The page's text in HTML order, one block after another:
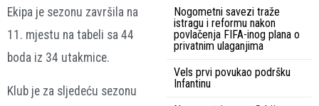
Ekipa je sezonu završila na
11. mjestu na tabeli sa 44
boda iz 34 utakmice.
Klub je za sljedeću sezonu
Nogometni savezi traže
istragu i reformu nakon
povlačenja FIFA-inog plana o
privatnim ulaganjima
Vels prvi povukao podršku
Infantinu